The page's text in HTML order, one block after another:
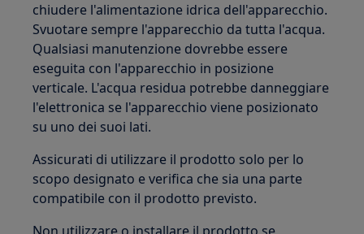
chiudere l'alimentazione idrica dell'apparecchio.
Svuotare sempre l'apparecchio da tutta l'acqua.
Qualsiasi manutenzione dovrebbe essere
eseguita con l'apparecchio in posizione
verticale. L'acqua residua potrebbe danneggiare
l'elettronica se l'apparecchio viene posizionato
su uno dei suoi lati.
Assicurati di utilizzare il prodotto solo per lo
scopo designato e verifica che sia una parte
compatibile con il prodotto previsto.